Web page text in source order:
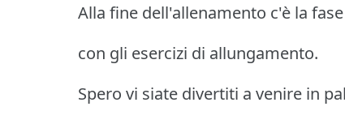
Alla fine dell'allenamento c'è la
con gli esercizi di allungamento.
Spero vi siate divertiti a venire in